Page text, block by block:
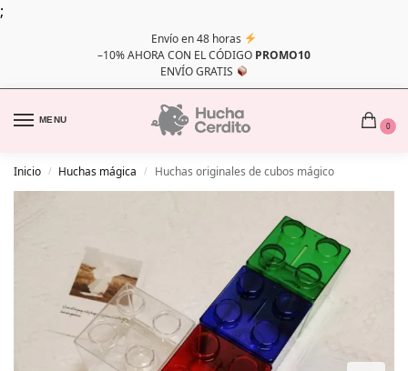
;
Envío en 48 horas
–10% AHORA CON EL CÓDIGO PROMO10
ENVÍO GRATIS
MENU
0
Inicio / Huchas mágica / Huchas originales de cubos mágico